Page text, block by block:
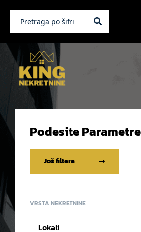
Podesite Parametre
Još filtera
VRSTA NEKRETNINE